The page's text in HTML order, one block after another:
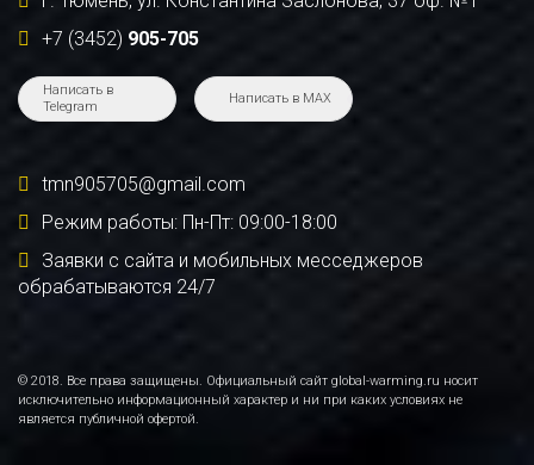
+7 (3452) 905-705
Написать в
Telegram
Написать в MAX
tmn905705@gmail.com
Режим работы: Пн-Пт: 09:00-18:00
Заявки с сайта и мобильных месседжеров
обрабатываются 24/7
© 2018. Все права защищены. Официальный сайт global-warming.ru носит
исключительно информационный характер и ни при каких условиях не
является публичной офертой.